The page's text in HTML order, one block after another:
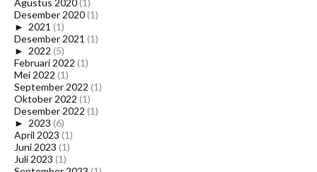
Agustus 2020(1)
Desember 2020(1)
► 2021 (1)
Desember 2021 (1)
► 2022 (5)
Februari 2022 (1)
Mei 2022 (1)
September 2022 (1)
Oktober 2022 (1)
Desember 2022 (1)
► 2023 (6)
April 2023 (1)
Juni 2023 (1)
Juli 2023 (1)